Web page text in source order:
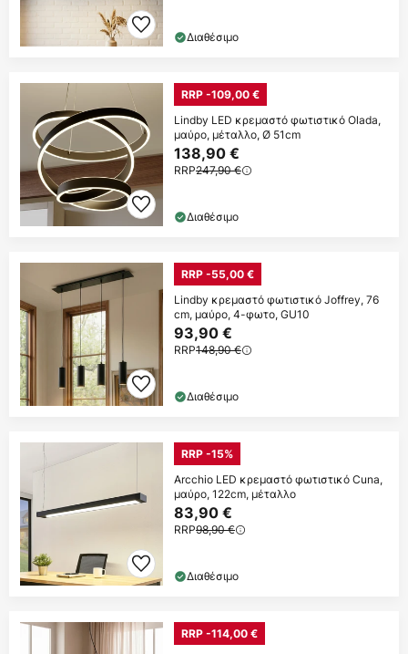
Διαθέσιμο
RRP -109,00 €
Lindby LED κρεμαστό φωτιστικό Olada,
μαύρο, μέταλλο, Ø 51cm
138,90 €
RRP247,90 €
Διαθέσιμο
RRP -55,00 €
Lindby κρεμαστό φωτιστικό Joffrey, 76
cm, μαύρο, 4-φωτο, GU10
93,90 €
RRP148,90 €
Διαθέσιμο
RRP -15%
Arcchio LED κρεμαστό φωτιστικό Cuna,
μαύρο, 122cm, μέταλλο
83,90 €
RRP98,90 €
Διαθέσιμο
RRP -114,00 €